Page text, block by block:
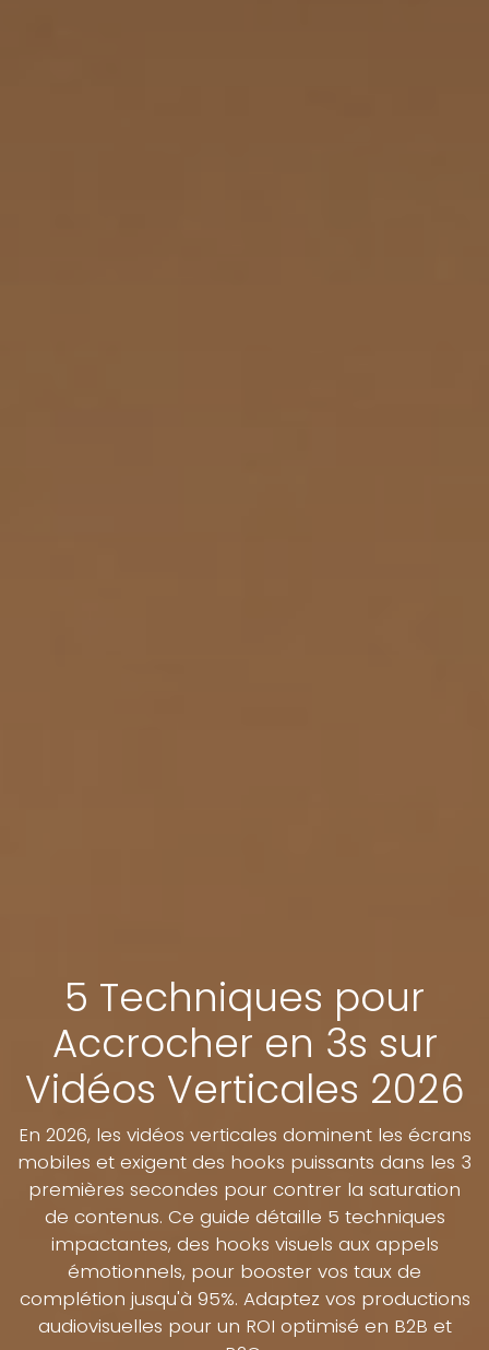
5 Techniques pour
Accrocher en 3s sur
Vidéos Verticales 2026
En 2026, les vidéos verticales dominent les écrans
mobiles et exigent des hooks puissants dans les 3
premières secondes pour contrer la saturation
de contenus. Ce guide détaille 5 techniques
impactantes, des hooks visuels aux appels
émotionnels, pour booster vos taux de
complétion jusqu'à 95%. Adaptez vos productions
audiovisuelles pour un ROI optimisé en B2B et